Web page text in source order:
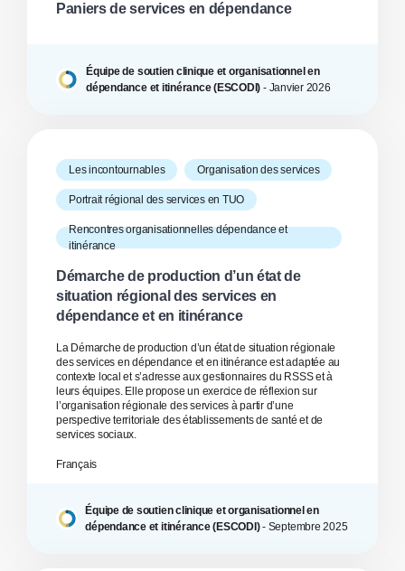
Paniers de services en dépendance
Équipe de soutien clinique et organisationnel en
dépendance et itinérance (ESCODI) - Janvier2026
Les incontournables Organisation des services
Portrait régional des services en TUO
Rencontres organisationnelles dépendance et
itinérance
Démarche de production d’un état de
situation régional des services en
dépendance et en itinérance
La Démarche de production d’un état de situation régionale
des services en dépendance et en itinérance est adaptée au
contexte local et s’adresse aux gestionnaires du RSSS et à
leurs équipes. Elle propose un exercice de réflexion sur
l’organisation régionale des services à partir d’une
perspective territoriale des établissements de santé et de
services sociaux.
Français
Équipe de soutien clinique et organisationnel en
dépendance et itinérance (ESCODI)- Septembre 2025